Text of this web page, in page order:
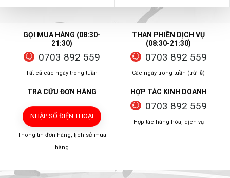
GỌI MUA HÀNG (08:30-
21:30)
0703 892 559
Tất cả các ngày trong tuần
THAN PHIỀN DỊCH VỤ
(08:30-21:30)
0703 892 559
Các ngày trong tuần (trừ lễ)
TRA CỨU ĐƠN HÀNG
NHẬP SỐ ĐIỆN THOẠI
Thông tin đơn hàng, lịch sử mua
hàng
HỢP TÁC KINH DOANH
0703 892 559
Hợp tác hàng hóa, dịch vụ